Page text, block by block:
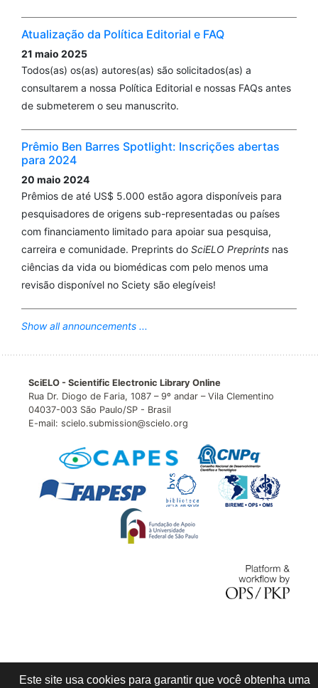
Atualização da Política Editorial e FAQ
21 maio 2025
Todos(as) os(as) autores(as) são solicitados(as) a
consultarem a nossa Política Editorial e nossas FAQs antes
de submeterem o seu manuscrito.
Prêmio Ben Barres Spotlight: Inscrições abertas
para 2024
20 maio 2024
Prêmios de até US$ 5.000 estão agora disponíveis para
pesquisadores de origens sub-representadas ou países
com financiamento limitado para apoiar sua pesquisa,
carreira e comunidade. Preprints do SciELO Preprints nas
ciências da vida ou biomédicas com pelo menos uma
revisão disponível no Sciety são elegíveis!
Show all announcements ...
SciELO - Scientific Electronic Library Online
Rua Dr. Diogo de Faria, 1087 – 9º andar – Vila Clementino
04037-003 São Paulo/SP - Brasil
E-mail: scielo.submission@scielo.org
Este site usa cookies para garantir que você obtenha uma